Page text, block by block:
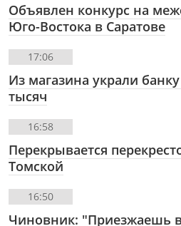
Объявлен конкурс на
Юго-Востока в Саратове
17:06
Из магазина украли
тысяч
16:58
Перекрывается
Томской
16:50
Чиновник: "Приезжаешь